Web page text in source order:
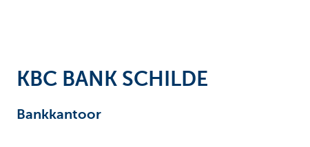
KBC BANK SCHILDE
Bankkantoor